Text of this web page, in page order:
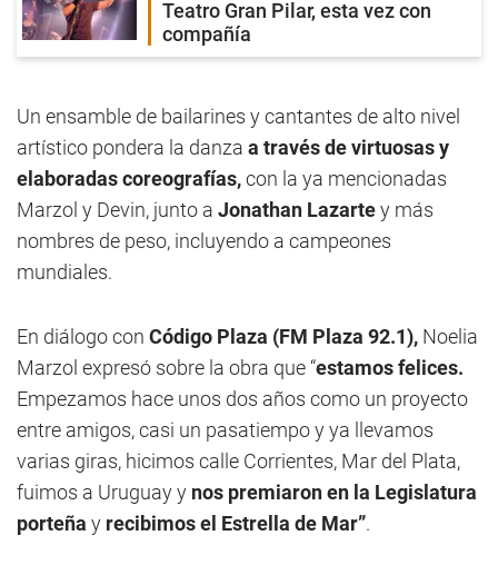
Teatro Gran Pilar, esta vez con
compañía
Un ensamble de bailarines y cantantes de alto nivel
artístico pondera la danza a través de virtuosas y
elaboradas coreografías,con la ya mencionadas
Marzol y Devin, junto a Jonathan Lazartey más
nombres de peso, incluyendo a campeones
mundiales.
En diálogo con Código Plaza (FM Plaza 92.1), Noelia
Marzol expresó sobre la obra que “estamos felices.
Empezamos hace unos dos años como un proyecto
entre amigos, casi un pasatiempo y ya llevamos
varias giras, hicimos calle Corrientes, Mar del Plata,
fuimos a Uruguay y nos premiaron en la Legislatura
porteña y recibimos el Estrella de Mar”.